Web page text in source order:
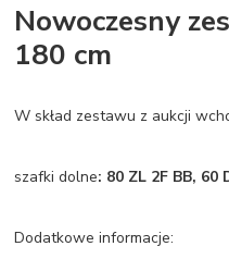
Nowoczesny
180 cm
W skład zestawu z aukcji
szafki dolne: 80 ZL 2F BB, 60
Dodatkowe informacje: